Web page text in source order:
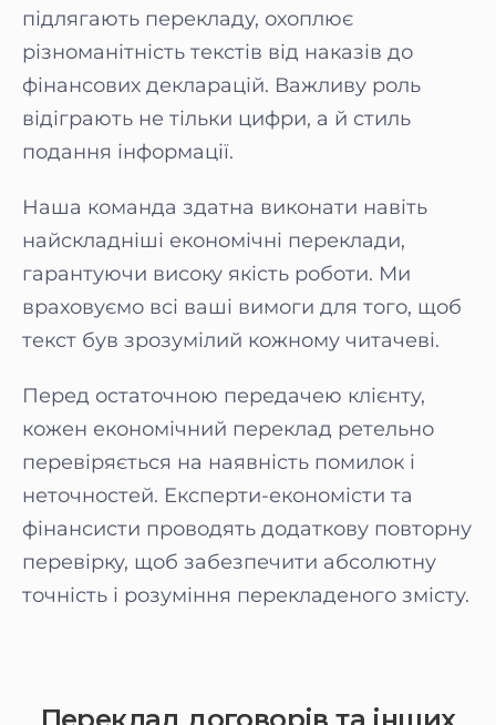
підлягають перекладу, охоплює
різноманітність текстів від наказів до
фінансових декларацій. Важливу роль
відіграють не тільки цифри, а й стиль
подання інформації.
Наша команда здатна виконати навіть
найскладніші економічні переклади,
гарантуючи високу якість роботи. Ми
враховуємо всі ваші вимоги для того, щоб
текст був зрозумілий кожному читачеві.
Перед остаточною передачею клієнту,
кожен економічний переклад ретельно
перевіряється на наявність помилок і
неточностей. Експерти-економісти та
фінансисти проводять додаткову повторну
перевірку, щоб забезпечити абсолютну
точність і розуміння перекладеного змісту.